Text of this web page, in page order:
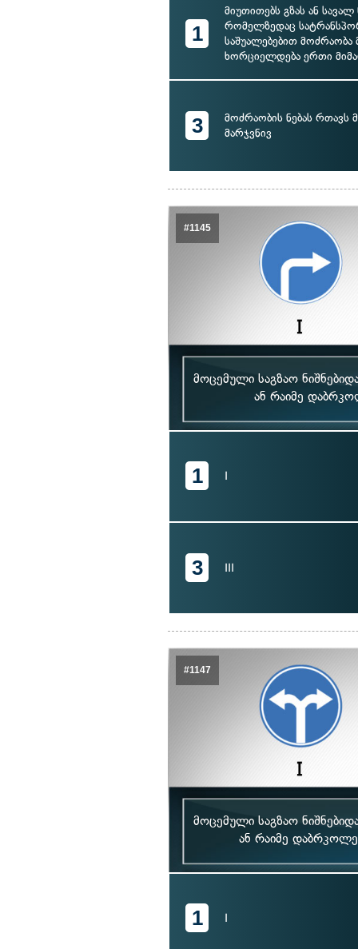
1
მიუთითებს გზას ან
რომელზედაც
საშუალებებით მოძრაობა
ხორციელდება ერთი
3
მოძრაობის ნებას
მარჯვნივ
#1145
მოცემული საგზაო
ან რაიმე
1 I
3 III
#1147
მოცემული საგზაო
ან რაიმე
1 I